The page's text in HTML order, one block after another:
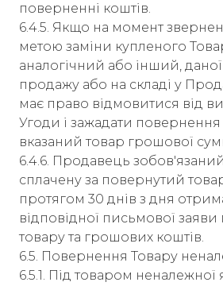
поверненні коштів.
6.4.5. Якщо на момент
метою заміни купленого
аналогічний або інший,
продажу або на складі у
має право відмовитися від
Угоди і зажадати повернення
вказаний товар грошової
6.4.6. Продавець
сплачену за повернутий
протягом 30 днів з дня
відповідної письмової
товару та грошових коштів.
6.5. Повернення Товару
6.5.1. Під товаром неналежної